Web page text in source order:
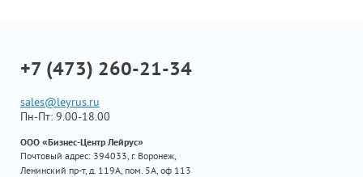
+7 (473) 260-21-34
sales@leyrus.ru
Пн-Пт: 9.00-18.00
ООО «Бизнес-Центр Лейрус»
Почтовый адрес: 394033, г. Воронеж,
Ленинский пр-т, д. 119А, пом. 5А, оф 113